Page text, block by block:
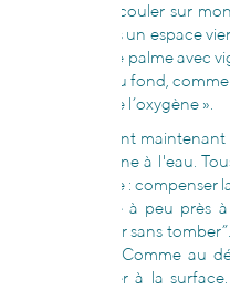
sens le fluide couler sur
retrouver dans un espace
l’immensité. Je palme avec
laisse couler au fond,
économiser de l’oxygène ».
« Mes bras sont
et m'abandonne à l'eau.
unique pensée : compenser
interne. Je file à peu près
comme “glisser sans
me retourne. Comme au
pour remonter à la